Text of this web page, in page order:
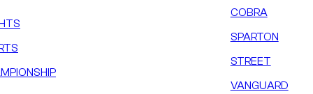
COBRA
SPARTON
STREET
VANGUARD